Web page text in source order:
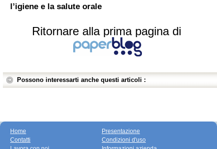
l’igiene e la salute orale
Ritornare alla prima pagina di
Possono interessarti anche questi articoli :
Home
Contatti
Presentazione
Condizioni d'uso